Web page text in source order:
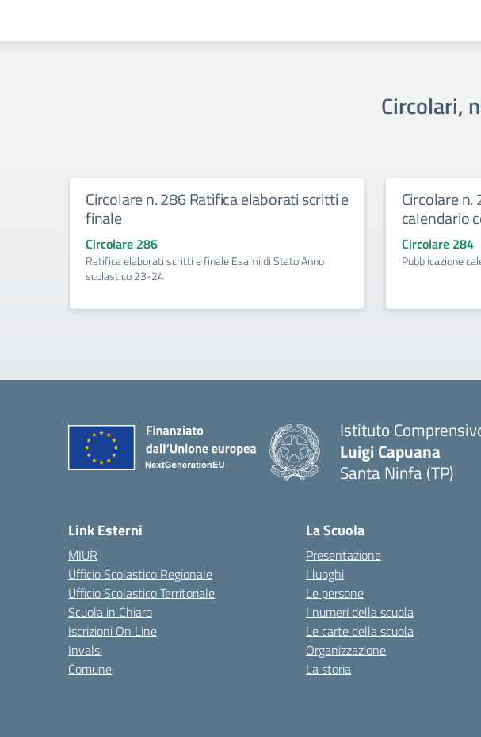
Circolari,
Circolare n. 286 Ratifica elaborati scritti e
finale
Circolare 286
Ratifica elaborati scritti e finale Esami di Stato Anno
scolastico 23-24
Circolare
calendario
Circolare 284
Pubblicazione
Istituto
Luigi Capuana
Santa Ninfa (TP)
Link Esterni
MIUR
Ufficio Scolastico Regionale
Ufficio Scolastico Territoriale
Scuola in Chiaro
Iscrizioni On Line
Invalsi
Comune
La Scuola
Presentazione
I luoghi
Le persone
I numeri della scuola
Le carte della scuola
Organizzazione
La storia